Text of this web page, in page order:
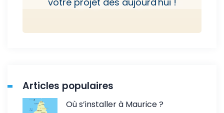
Articles populaires
Où s’installer à Maurice ?